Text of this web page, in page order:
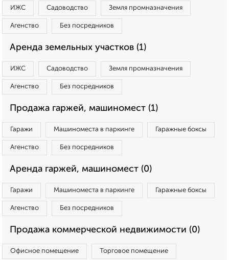
ИЖС Садоводство Земля промназначения
Агенство Без посредников
Аренда земельных участков (1)
ИЖС Садоводство Земля промназначения
Агенство Без посредников
Продажа гаржей, машиномест (1)
Гаражи Машиноместа в паркинге Гаражные боксы
Агенство Без посредников
Аренда гаржей, машиномест (0)
Гаражи Машиноместа в паркинге Гаражные боксы
Агенство Без посредников
Продажа коммерческой недвижимости (0)
Офисное помещение Торговое помещение